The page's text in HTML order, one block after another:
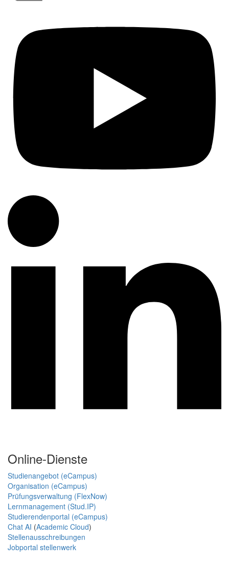
Online-Dienste
Studienangebot (eCampus)
Organisation (eCampus)
Prüfungsverwaltung (FlexNow)
Lernmanagement (Stud.IP)
Studierendenportal (eCampus)
Chat AI (Academic Cloud)
Stellenausschreibungen
Jobportal stellenwerk